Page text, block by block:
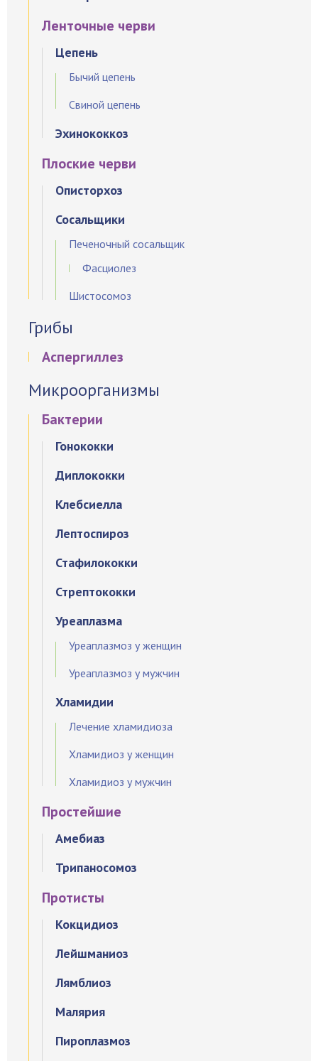
Ленточные черви
Цепень
Бычий цепень
Свиной цепень
Эхинококкоз
Плоские черви
Описторхоз
Сосальщики
Печеночный сосальщик
Фасциолез
Шистосомоз
Грибы
Аспергиллез
Микроорганизмы
Бактерии
Гонококки
Диплококки
Клебсиелла
Лептоспироз
Стафилококки
Стрептококки
Уреаплазма
Уреаплазмоз у женщин
Уреаплазмоз у мужчин
Хламидии
Лечение хламидиоза
Хламидиоз у женщин
Хламидиоз у мужчин
Простейшие
Амебиаз
Трипаносомоз
Протисты
Кокцидиоз
Лейшманиоз
Лямблиоз
Малярия
Пироплазмоз